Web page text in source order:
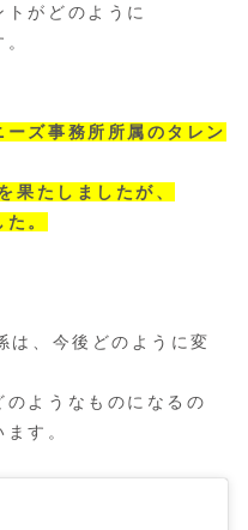
がどのように
ズ事務所所属のタレン
果たしましたが、
。
は、今後どのように変
ようなものになるの
す。